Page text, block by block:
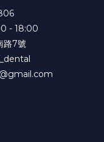
- 18:00
路7號